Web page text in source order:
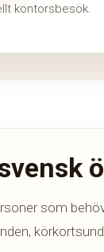
kontorsbesök.
som